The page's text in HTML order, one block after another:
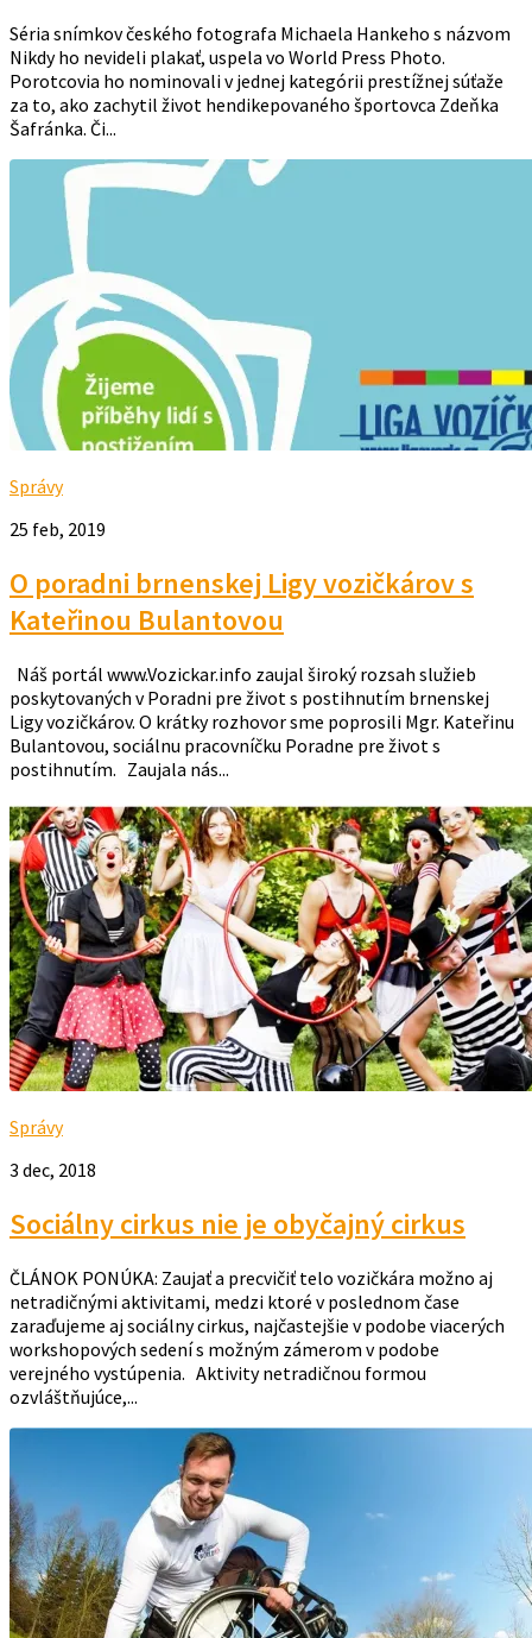
Séria snímkov českého fotografa Michaela Hankeho s názvom
Nikdy ho nevideli plakať, uspela vo World Press Photo.
Porotcovia ho nominovali v jednej kategórii prestížnej súťaže
za to, ako zachytil život hendikepovaného športovca Zdeňka
Šafránka. Či...
Správy
25 feb, 2019
O poradni brnenskej Ligy vozičkárov s
Kateřinou Bulantovou
Náš portál www.Vozickar.info zaujal široký rozsah služieb
poskytovaných v Poradni pre život s postihnutím brnenskej
Ligy vozičkárov. O krátky rozhovor sme poprosili Mgr. Kateřinu
Bulantovou, sociálnu pracovníčku Poradne pre život s
postihnutím. Zaujala nás...
Správy
3 dec, 2018
Sociálny cirkus nie je obyčajný cirkus
ČLÁNOK PONÚKA: Zaujať a precvičiť telo vozičkára možno aj
netradičnými aktivitami, medzi ktoré v poslednom čase
zaraďujeme aj sociálny cirkus, najčastejšie v podobe viacerých
workshopových sedení s možným zámerom v podobe
verejného vystúpenia. Aktivity netradičnou formou
ozvláštňujúce,...